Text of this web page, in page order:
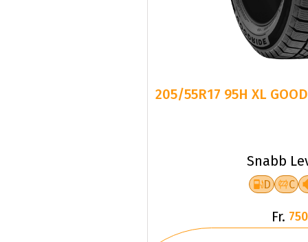
205/55R17 95H XL
Snabb
D C
Fr.